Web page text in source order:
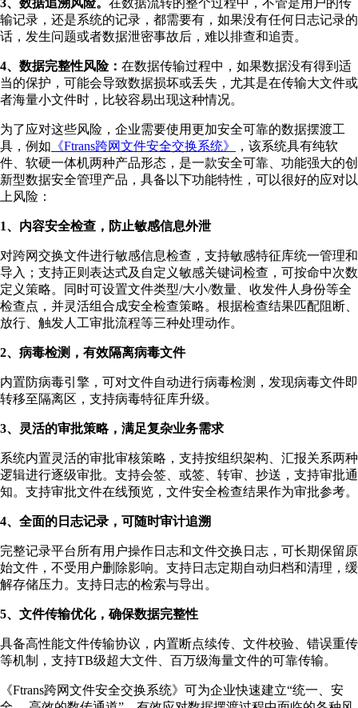
输记录，还是系统的记录，都需要有，如果没有任何日志记录的
话，发生问题或者数据泄密事故后，难以排查和追责。
4、数据完整性风险： 在数据传输过程中，如果数据没有得到适
当的保护，可能会导致数据损坏或丢失，尤其是在传输大文件或
者海量小文件时，比较容易出现这种情况。
为了应对这些风险，企业需要使用更加安全可靠的数据摆渡工
具，例如 《Ftrans跨网文件安全交换系统》
，该系统具有纯软
件、软硬一体机两种产品形态，是一款安全可靠、功能强大的创
新型数据安全管理产品，具备以下功能特性，可以很好的应对以
上风险：
1、内容安全检查，防止敏感信息外泄
对跨网交换文件进行敏感信息检查，支持敏感特征库统一管理和
导入；支持正则表达式及自定义敏感关键词检查，可按命中次数
定义策略。同时可设置文件类型/大小/数量、收发件人身份等全
检查点，并灵活组合成安全检查策略。根据检查结果匹配阻断、
放行、触发人工审批流程等三种处理动作。
2、病毒检测，有效隔离病毒文件
内置防病毒引擎，可对文件自动进行病毒检测，发现病毒文件即
转移至隔离区，支持病毒特征库升级。
3、灵活的审批策略，满足复杂业务需求
系统内置灵活的审批审核策略，支持按组织架构、汇报关系两种
逻辑进行逐级审批。支持会签、或签、转审、抄送，支持审批通
知。支持审批文件在线预览，文件安全检查结果作为审批参考。
4、全面的日志记录，可随时审计追溯
完整记录平台所有用户操作日志和文件交换日志，可长期保留原
始文件，不受用户删除影响。支持日志定期自动归档和清理，缓
解存储压力。支持日志的检索与导出。
5、文件传输优化，确保数据完整性
具备高性能文件传输协议，内置断点续传、文件校验、错误重传
等机制，支持TB级超大文件、百万级海量文件的可靠传输。
《Ftrans跨网文件安全交换系统》可为企业快速建立“统一、安